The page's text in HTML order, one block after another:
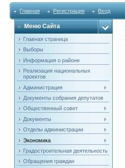
Главная Регистрация Вход
Меню Сайта
Главная страница
Выборы
Информация о районе
Реализация национальных
проектов
Администрация
Документы собрания депутатов
Общественный совет
Документы
Отделы администрации
Экономика
Градостроительная деятельность
Обращения граждан